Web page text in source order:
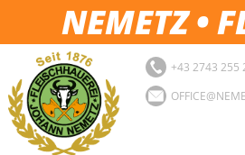
NEMETZ •
+43 2743 255